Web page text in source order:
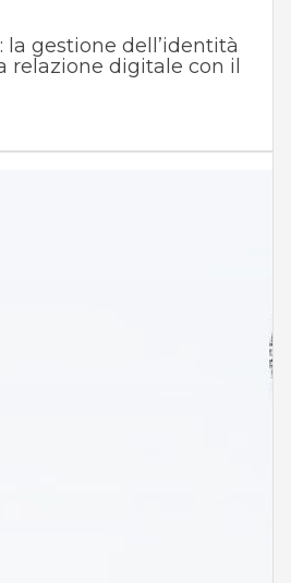
la gestione dell’identità
relazione digitale con il